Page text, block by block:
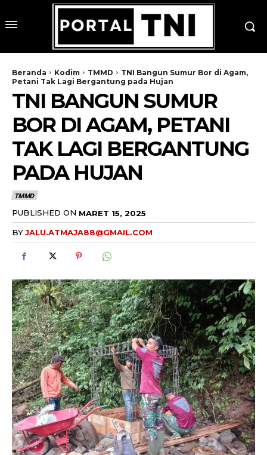
Beranda Kodim TMMD
TNI Bangun Sumur Bor di Agam,
Petani Tak Lagi Bergantung pada Hujan
TNI BANGUN SUMUR
BOR DI AGAM, PETANI
TAK LAGI BERGANTUNG
PADA HUJAN
TMMD
PUBLISHED ON MARET 15, 2025
BYJALU.ATMAJA88@GMAIL.COM